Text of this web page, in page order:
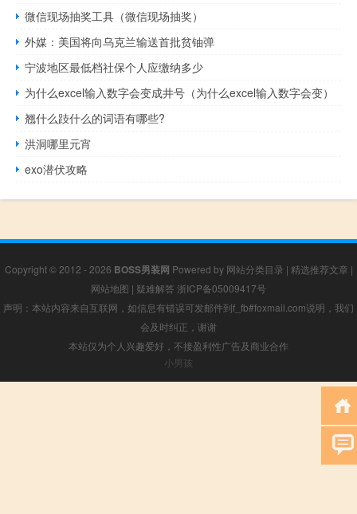
微信现场抽奖工具（微信现场抽奖）
外媒：美国将向乌克兰输送首批贫铀弹
宁波地区最低档社保个人应缴纳多少
为什么excel输入数字会变成井号（为什么excel输入数字会变）
翘什么跂什么的词语有哪些?
洪洞哪里元宵
exo潜伏攻略
Copyright © 2012 - 2026 BOSS男装网 Powered by 网站分类目录 | 精选推荐文章 |
网站地图 | 疑难解答 浙ICP备05009417号
声明：本站内容来自互联网，如信息有错误可发邮件到f_fb#foxmail.com说明，我们
会及时纠正，谢谢
本站仅为个人兴趣爱好，不接盈利性广告及商业合作
小男孩